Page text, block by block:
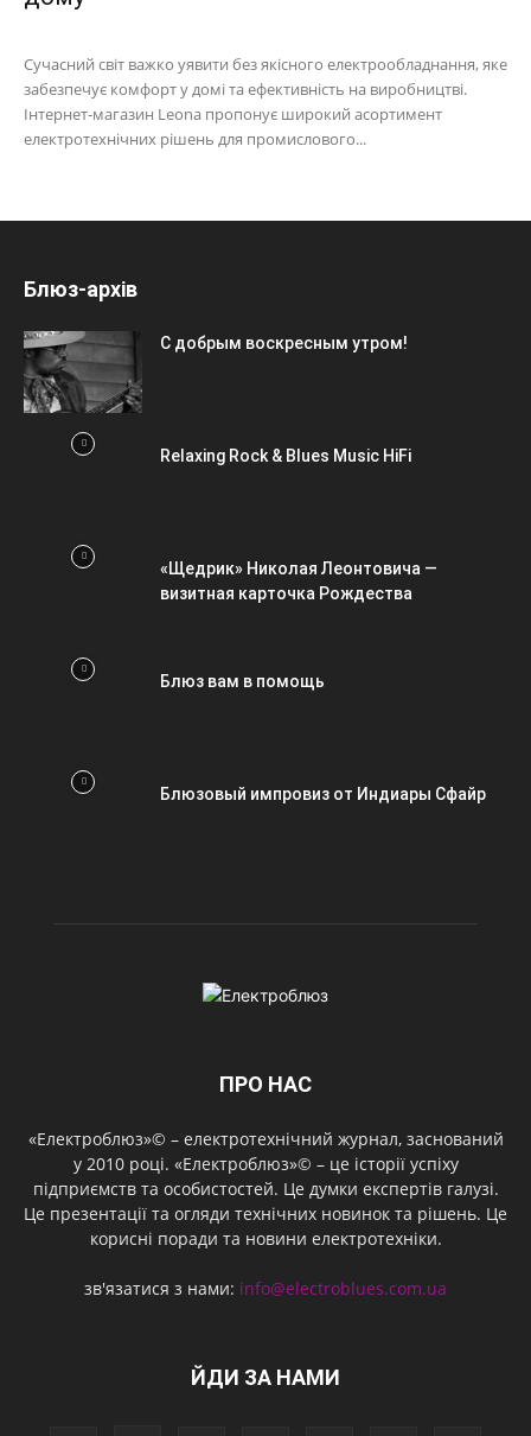
Сучасний світ важко уявити без якісного електрообладнання, яке
забезпечує комфорт у домі та ефективність на виробництві.
Інтернет-магазин Leona пропонує широкий асортимент
електротехнічних рішень для промислового...
Блюз-архів
С добрым воскресным утром!
Relaxing Rock & Blues Music HiFi
«Щедрик» Николая Леонтовича —
визитная карточка Рождества
Блюз вам в помощь
Блюзовый импровиз от Индиары Сфайр
ПРО НАС
«Електроблюз»© – електротехнічний журнал, заснований
у 2010 році. «Електроблюз»© – це історії успіху
підприємств та особистостей. Це думки експертів галузі.
Це презентації та огляди технічних новинок та рішень. Це
корисні поради та новини електротехніки.
зв'язатися з нами: info@electroblues.com.ua
ЙДИ ЗА НАМИ